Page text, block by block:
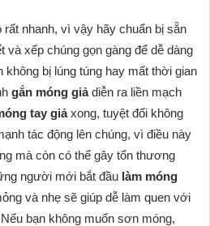
nhanh, vì vậy hãy chuẩn bị sẵn
và xếp chúng gọn gàng để dễ dàng
không bị lúng túng hay mất thời gian
gắn móng giảdiễn ra liền mạch
tay giảxong, tuyệt đối không
tác động lên chúng, vì điều này
mà còn có thể gây tổn thương
người mới bắt đầu làm móng
và nhẹ sẽ giúp dễ làm quen với
bạn không muốn sơn móng,